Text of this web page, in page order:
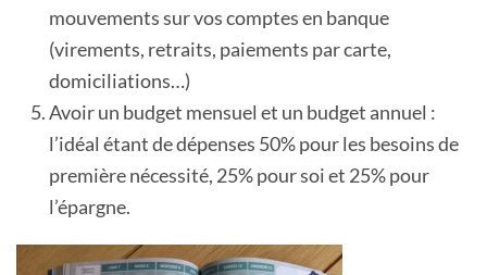
mouvements sur vos comptes en banque
(virements, retraits, paiements par carte,
domiciliations…)
Avoir un budget mensuel et un budget annuel :
l’idéal étant de dépenses 50% pour les besoins de
première nécessité, 25% pour soi et 25% pour
l’épargne.